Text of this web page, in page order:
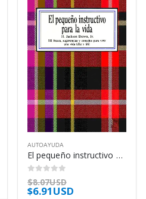
AUTOAYUDA
El pequeño instructivo para la vida – H. Jackson Brown Jr.
0out of 5
$8.07USD
$6.91USD